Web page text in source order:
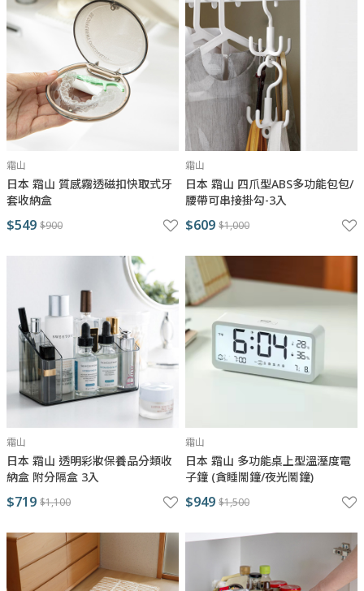
霜山
日本 霜山 質感霧透磁扣快取式牙
套收納盒
$549 $900
霜山
日本 霜山 四爪型ABS多功能包包/
腰帶可串接掛勾-3入
$609 $1,000
霜山
日本 霜山 透明彩妝保養品分類收
納盒 附分隔盒 3入
$719 $1,100
霜山
日本 霜山 多功能桌上型溫溼度電
子鐘 (貪睡鬧鐘/夜光鬧鐘)
$949 $1,500